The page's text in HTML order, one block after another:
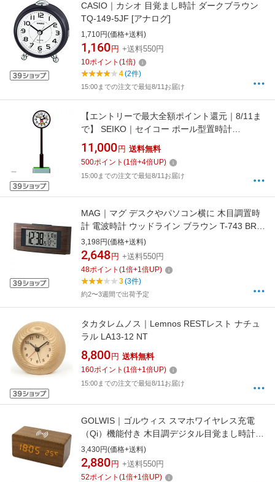
CASIO｜カシオ 目覚まし時計 ダークブラウン
TQ-149-5JF [アナログ]
1,710円(価格+送料)
1,160 円 +送料550円
10ポイント (1倍)
4(2件)
15:00までの注文で最短8/11お届け
【エントリーで最大全額ポイント還元｜8/11ま
で】 SEIKO｜セイコー ポール型置時計
【Disney Time（ディズニータイム）】 濃茶色/
ディズニー FD881B
11,000 円 送料無料
500ポイント (1倍+4倍UP)
15:00までの注文で最短8/11お届け
MAG｜マグ デスクやパソコン横に 木目調置時
計 電波時計 ウッドライン ブラウン T-743 BR-Z
[デジタル /電波自動受信機能有]
3,198円(価格+送料)
2,648 円 +送料550円
48ポイント (1倍+1倍UP)
3(3件)
約2〜3週間で出荷予定
タカタレムノス｜Lemnos RESTレスト ナチュ
ラル LA13-12 NT
8,800 円 送料無料
160ポイント (1倍+1倍UP)
15:00までの注文で最短8/11お届け
GOLWIS｜ゴルウィス スマホワイヤレス充電
（Qi）機能付き 木目調デジタル目覚まし時計
GOLWIS ダークブラウン CLK0002DB
3,430円(価格+送料)
2,880 円 +送料550円
52ポイント (1倍+1倍UP)